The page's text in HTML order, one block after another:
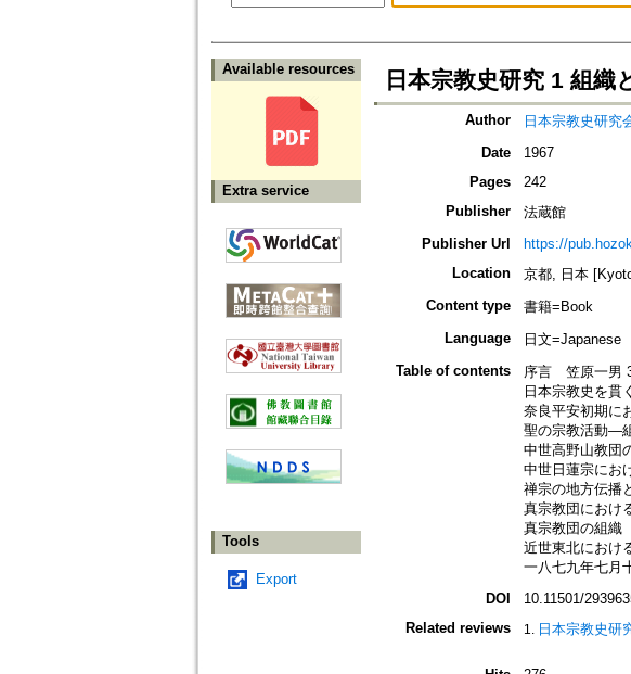
Available resources
Extra service
Tools
Export
日本宗教史研究 1 組織
Author
日本宗教史研究
Date
1967
Pages
242
Publisher
法蔵館
Publisher Url
https://
Location
京都, 日本
Content type
書籍=Book
Language
日文=Japanese
Table of contents
序言 笠原一男
日本宗教史を
奈良平安初期に
聖の宗教活動―
中世高野山教団
中世日蓮宗にお
禅宗の地方伝
真宗教団にお
真宗教団の組
近世東北にお
一八七九年七
DOI
10.11501/
Related reviews
日本宗教史研